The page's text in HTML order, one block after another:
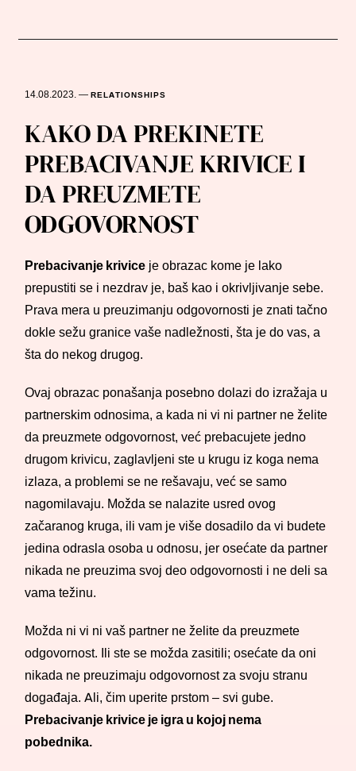
14.08.2023.—RELATIONSHIPS
KAKO DA PREKINETE
PREBACIVANJE KRIVICE I
DA PREUZMETE
ODGOVORNOST
Prebacivanje krivice je obrazac kome je lako
prepustiti se i nezdrav je, baš kao i okrivljivanje sebe.
Prava mera u preuzimanju odgovornosti je znati tačno
dokle sežu granice vaše nadležnosti, šta je do vas, a
šta do nekog drugog.
Ovaj obrazac ponašanja posebno dolazi do izražaja u
partnerskim odnosima, a kada ni vi ni partner ne želite
da preuzmete odgovornost, već prebacujete jedno
drugom krivicu, zaglavljeni ste u krugu iz koga nema
izlaza, a problemi se ne rešavaju, već se samo
nagomilavaju. Možda se nalazite usred ovog
začaranog kruga, ili vam je više dosadilo da vi budete
jedina odrasla osoba u odnosu, jer osećate da partner
nikada ne preuzima svoj deo odgovornosti i ne deli sa
vama težinu.
Možda ni vi ni vaš partner ne želite da preuzmete
odgovornost. Ili ste se možda zasitili; osećate da oni
nikada ne preuzimaju odgovornost za svoju stranu
događaja. Ali, čim uperite prstom – svi gube.
Prebacivanje krivice je igra u kojoj nema
pobednika.